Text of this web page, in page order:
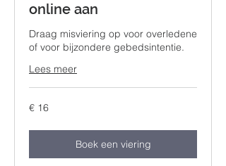
online aan
Draag misviering op voor overledene
of voor bijzondere gebedsintentie.
Lees meer
16
euro
€ 16
Boek een viering